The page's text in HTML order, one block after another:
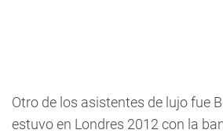
Otro de los asistentes de lujo fue
estuvo en Londres 2012 con la